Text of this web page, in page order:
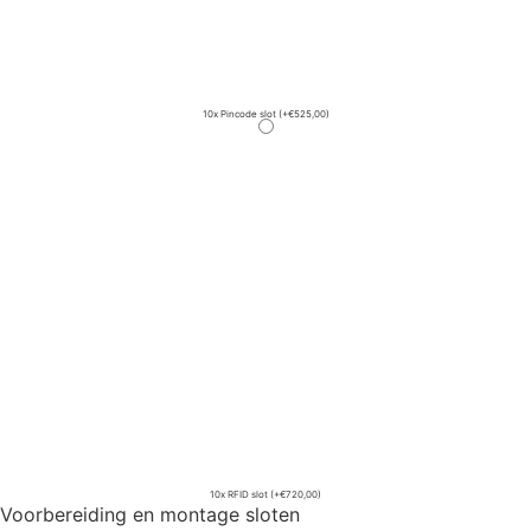
10x Pincode slot (+€525,00)
10x RFID slot (+€720,00)
Voorbereiding en montage sloten